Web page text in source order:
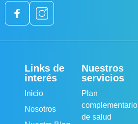
Links de
interés
Inicio
Nosotros
Nuestros
servicios
Plan
complementario
de salud